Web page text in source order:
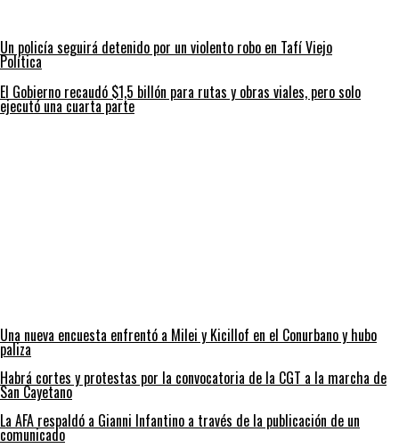
Un policía seguirá detenido por un violento robo en Tafí Viejo
Política
El Gobierno recaudó $1,5 billón para rutas y obras viales, pero solo
ejecutó una cuarta parte
Una nueva encuesta enfrentó a Milei y Kicillof en el Conurbano y hubo
paliza
Habrá cortes y protestas por la convocatoria de la CGT a la marcha de
San Cayetano
La AFA respaldó a Gianni Infantino a través de la publicación de un
comunicado